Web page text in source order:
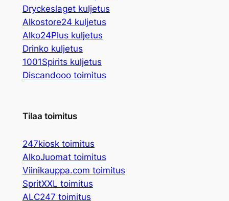
Dryckeslaget kuljetus
Alkostore24 kuljetus
Alko24Plus kuljetus
Drinko kuljetus
1001Spirits kuljetus
Discandooo toimitus
Tilaa toimitus
247kiosk toimitus
AlkoJuomat toimitus
Viinikauppa.com toimitus
SpritXXL toimitus
ALC247 toimitus